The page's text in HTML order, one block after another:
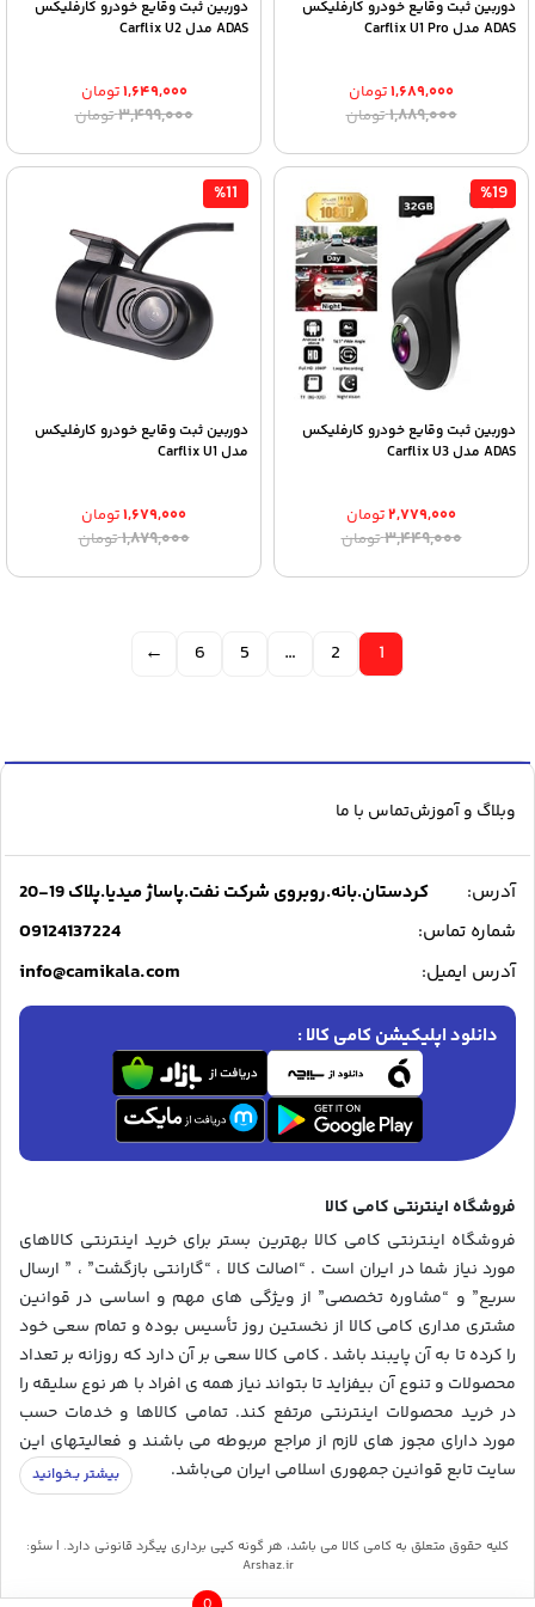
دوربین ثبت وقایع خودرو کارفلیکس
ADAS مدل Carflix U1 Pro
۱,۸۸۹,۰۰۰تومانقیمت
۱,۸۸۹,۰۰۰ تومان
۱,۶۸۹,۰۰۰تومان
قیمت
۱,۶۸۹,۰۰۰ تومان.
دوربین ثبت وقایع خودرو کارفلیکس
ADAS مدل Carflix U2
۳,۴۹۹,۰۰۰تومانقیمت
۳,۴۹۹,۰۰۰ تومان
۱,۶۴۹,۰۰۰تومان
قیمت
۱,۶۴۹,۰۰۰ تومان.
%19
دوربین ثبت وقایع خودرو کارفلیکس
ADAS مدل Carflix U3
۳,۴۴۹,۰۰۰تومانقیمت
۳,۴۴۹,۰۰۰ تومان
۲,۷۷۹,۰۰۰تومان
قیمت
۲,۷۷۹,۰۰۰ تومان.
%11
دوربین ثبت وقایع خودرو کارفلیکس
مدل Carflix U1
۱,۸۷۹,۰۰۰تومانقیمت
۱,۸۷۹,۰۰۰ تومان
۱,۶۷۹,۰۰۰تومان
قیمت
۱,۶۷۹,۰۰۰ تومان.
1
2
…
5
6
←
وبلاگ و آموزشتماس با ما
آدرس:
کردستان.بانه.روبروی شرکت نفت.پاساژ میدیا.پلاک 19-20
شماره تماس:
09124137224
آدرس ایمیل: info@camikala.com
دانلود اپلیکیشن کامی کالا :
فروشگاه اینترنتی کامی کالا
فروشگاه اینترنتی کامی کالا بهترین بستر برای خرید اینترنتی کالاهای
مورد نیاز شما در ایران است . “اصالت کالا ، “گارانتی بازگشت” ، ” ارسال
سریع” و “مشاوره تخصصی” از ویژگی های مهم و اساسی در قوانین
مشتری مداری کامی کالا از نخستین روز تأسیس بوده و تمام سعی خود
را کرده تا به آن پایبند باشد . کامی کالا سعی بر آن دارد که روزانه بر تعداد
محصولات و تنوع آن بیفزاید تا بتواند نیاز همه ی افراد با هر نوع سلیقه را
در خرید محصولات اینترنتی مرتفع کند. تمامی کالاها و خدمات حسب
مورد دارای مجوز های لازم از مراجع مربوطه می باشند و فعالیتهای این
سایت تابع قوانین جمهوری اسلامی ایران می‌باشد.
کلیه حقوق متعلق به کامی کالا می باشد، هر گونه کپی برداری پیگرد قانونی دارد. | سئو:
Arshaz.ir